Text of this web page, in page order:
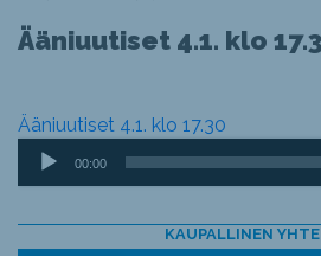
Ääniuutiset 4.1. klo
Ääniuutiset 4.1. klo 17.30
Äänitoistin
00:00
KAUPALLINEN